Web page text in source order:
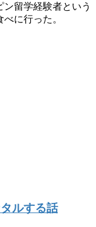
留学経験者という
に行った。
ルする話